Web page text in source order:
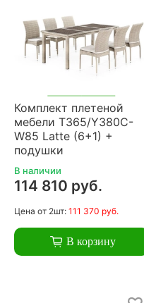
Комплект плетеной
мебели T365/Y380C-
W85 Latte (6+1) +
подушки
В наличии
114 810 руб.
Цена от 2шт: 111 370 руб.
В корзину